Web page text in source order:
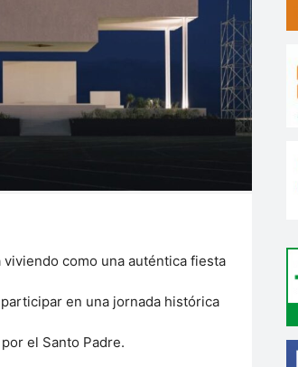
viviendo como una auténtica fiesta
en una jornada histórica
el Santo Padre.